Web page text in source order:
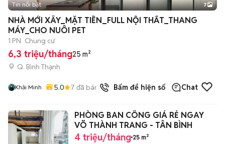
+2
Tin nổi bật 7
NHÀ MỚI XÂY_MẶT TIỀN_FULL NỘI THẤT_THANG
MÁY_CHO NUÔI PET
1 PN Chung cư
6,3 triệu/tháng25 m²
Q. Bình Thạnh
Khải Minh 5.0 7 đã bán Bấm để hiện số Chat
PHÒNG BAN CÔNG GIÁ RẺ NGAY
VÕ THÀNH TRANG - TÂN BÌNH
4 triệu/tháng 25 m²